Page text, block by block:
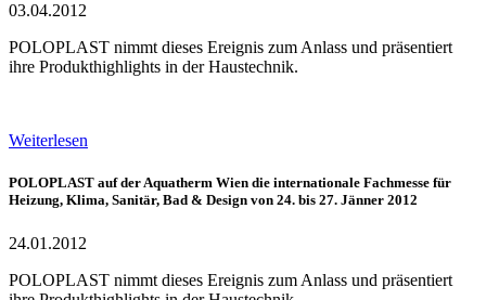
03.04.2012
POLOPLAST nimmt dieses Ereignis zum Anlass und präsentiert
ihre Produkthighlights in der Haustechnik.
Weiterlesen
POLOPLAST auf der Aquatherm Wien die internationale Fachmesse für
Heizung, Klima, Sanitär, Bad & Design von 24. bis 27. Jänner 2012
24.01.2012
POLOPLAST nimmt dieses Ereignis zum Anlass und präsentiert